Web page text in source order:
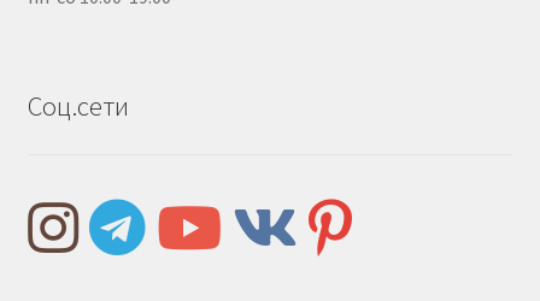
Соц.сети